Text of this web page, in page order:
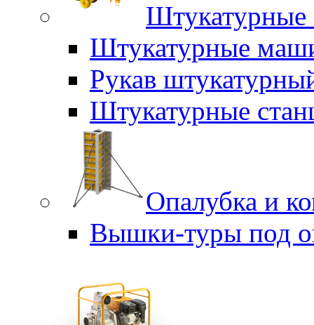
Штукатурные
Штукатурные
Рукав
Штукатурные
Опалубка и
Вышки-туры под